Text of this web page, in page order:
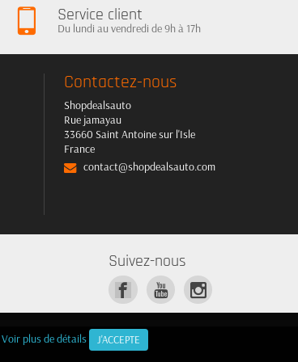
Voir plus de détails J'ACCEPTE
Service client
Du lundi au vendredi de 9h à 17h
Contactez-nous
Shopdealsauto
Rue jamayau
33660 Saint Antoine sur l'Isle
France
contact@shopdealsauto.com
Voir plus de détails J'ACCEPTE
Suivez-nous